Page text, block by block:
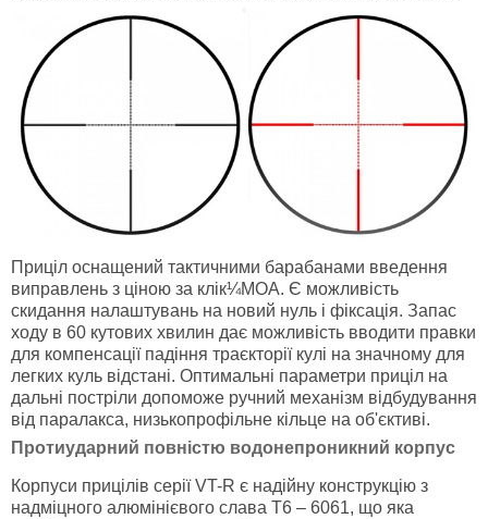
Приціл оснащений тактичними барабанами введення
виправлень з ціною за клік¼МОА. Є можливість
скидання налаштувань на новий нуль і фіксація. Запас
ходу в 60 кутових хвилин дає можливість вводити правки
для компенсації падіння траєкторії кулі на значному для
легких куль відстані. Оптимальні параметри приціл на
дальні постріли допоможе ручний механізм відбудування
від паралакса, низькопрофільне кільце на об'єктиві.
Протиударний повністю водонепроникний корпус
Корпуси прицілів серії VT-R є надійну конструкцію з
надміцного алюмінієвого слава Т6 – 6061, що яка